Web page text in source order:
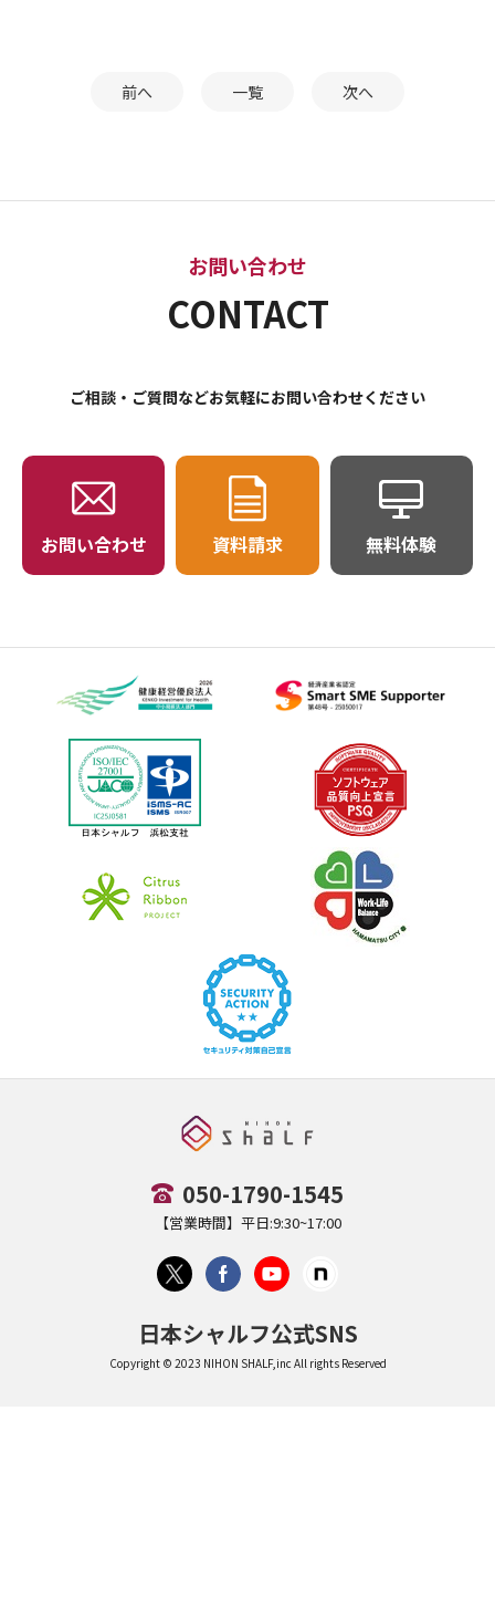
前へ 一覧 次へ
お問い合わせ
CONTACT
ご相談・ご質問などお気軽にお問い合わせください
お問い合わせ 資料請求 無料体験
050-1790-1545
【営業時間】平日:9:30~17:00
日本シャルフ公式SNS
Copyright © 2023 NIHON SHALF,inc All rights Reserved